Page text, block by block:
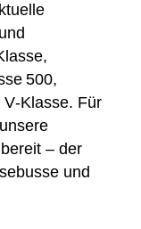
500,
Für
– der
und